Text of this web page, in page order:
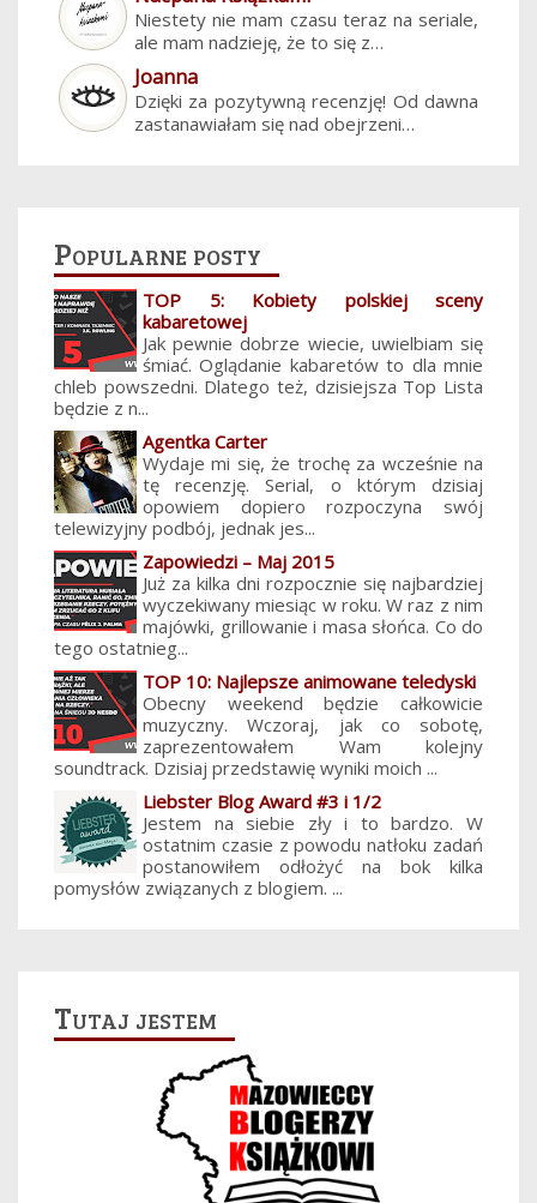
Niestety nie mam czasu teraz na seriale,
ale mam nadzieję, że to się z…
Joanna
Dzięki za pozytywną recenzję! Od dawna
zastanawiałam się nad obejrzeni…
Popularne posty
TOP 5: Kobiety polskiej sceny
kabaretowej
Jak pewnie dobrze wiecie, uwielbiam się
śmiać. Oglądanie kabaretów to dla mnie
chleb powszedni. Dlatego też, dzisiejsza Top Lista
będzie z n...
Agentka Carter
Wydaje mi się, że trochę za wcześnie na
tę recenzję. Serial, o którym dzisiaj
opowiem dopiero rozpoczyna swój
telewizyjny podbój, jednak jes...
Zapowiedzi – Maj 2015
Już za kilka dni rozpocznie się najbardziej
wyczekiwany miesiąc w roku. W raz z nim
majówki, grillowanie i masa słońca. Co do
tego ostatnieg...
TOP 10: Najlepsze animowane teledyski
Obecny weekend będzie całkowicie
muzyczny. Wczoraj, jak co sobotę,
zaprezentowałem Wam kolejny
soundtrack. Dzisiaj przedstawię wyniki moich ...
Liebster Blog Award #3 i 1/2
Jestem na siebie zły i to bardzo. W
ostatnim czasie z powodu natłoku zadań
postanowiłem odłożyć na bok kilka
pomysłów związanych z blogiem. ...
Tutaj jestem